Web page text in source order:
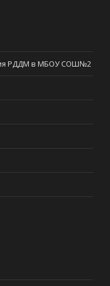
РДДМ в МБОУ СОШ№2